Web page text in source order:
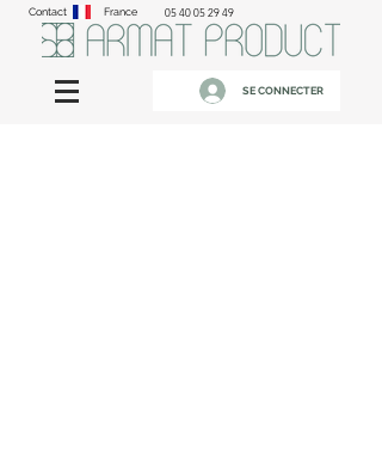
Contact France 05 40 05 29 49
SE CONNECTER